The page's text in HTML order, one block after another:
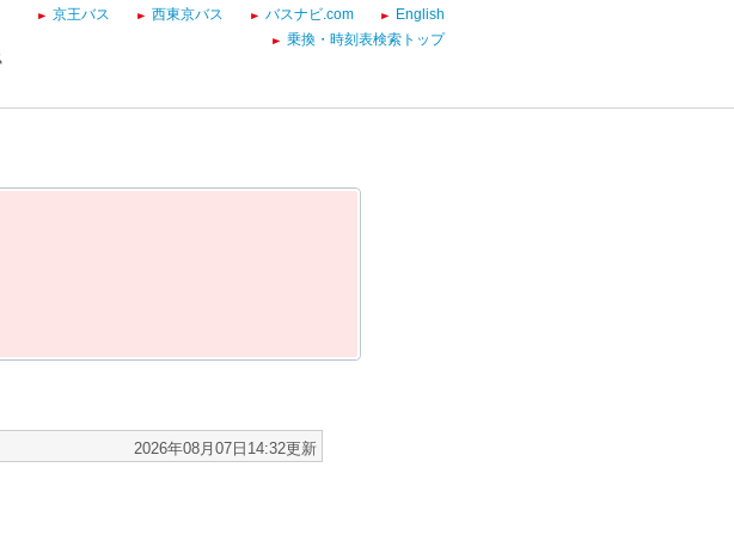
京王バス 西東京バス バスナビ.com
English
乗換・時刻表検索トップ
2026年08月07日14:32更新